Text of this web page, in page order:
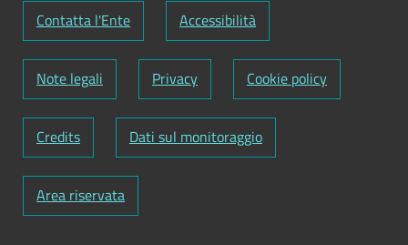
Contatta l'Ente Accessibilità
Note legali Privacy Cookie policy
Credits Dati sul monitoraggio
Area riservata